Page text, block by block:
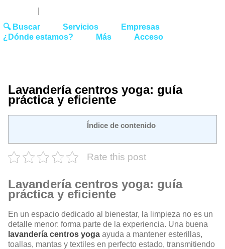
🔍 Buscar Servicios
Empresas
¿Dónde estamos?
Más Acceso
Lavandería centros yoga: guía
práctica y eficiente
Índice de contenido
Rate this post
Lavandería centros yoga: guía
práctica y eficiente
En un espacio dedicado al bienestar, la limpieza no es un
detalle menor: forma parte de la experiencia. Una buena
lavandería centros yoga ayuda a mantener esterillas,
toallas, mantas y textiles en perfecto estado, transmitiendo